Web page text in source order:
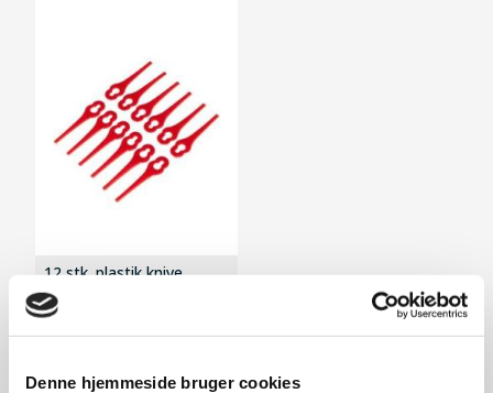
Denne hjemmeside bruger cookies
12 stk. plastik knive
59,-